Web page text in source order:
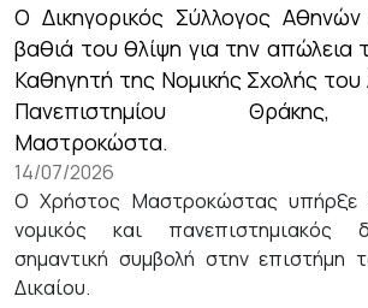
Ο Δικηγορικός Σύλλογος
βαθιά του θλίψη για την απώλεια
Καθηγητή της Νομικής Σχολής του
Πανεπιστημίου
Μαστροκώστα.
14/07/2026
Ο Χρήστος Μαστροκώστας υπήρξε
νομικός και πανεπιστημιακός
σημαντική συμβολή στην επιστήμη
Δικαίου.